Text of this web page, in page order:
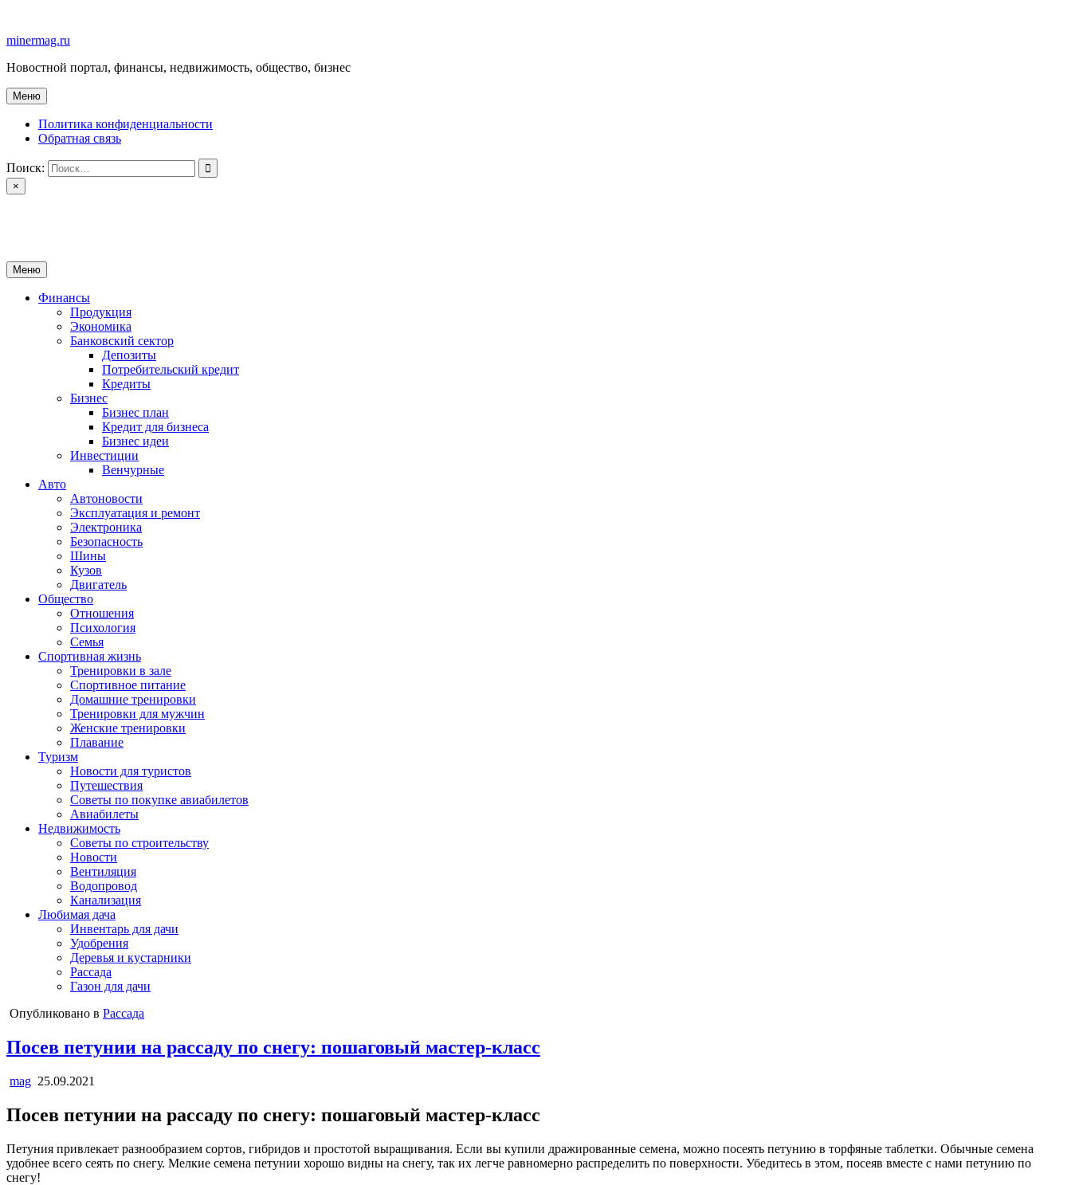
содержимому
minermag.ru
Новостной портал, финансы, недвижимость, общество, бизнес
Меню
Политика конфиденциальности
Обратная связь
Поиск:
×
Меню
Финансы
Продукция
Экономика
Банковский сектор
Депозиты
Потребительский кредит
Кредиты
Бизнес
Бизнес план
Кредит для бизнеса
Бизнес идеи
Инвестиции
Венчурные
Авто
Автоновости
Эксплуатация и ремонт
Электроника
Безопасность
Шины
Кузов
Двигатель
Общество
Отношения
Психология
Семья
Спортивная жизнь
Тренировки в зале
Спортивное питание
Домашние тренировки
Тренировки для мужчин
Женские тренировки
Плавание
Туризм
Новости для туристов
Путешествия
Советы по покупке авиабилетов
Авиабилеты
Недвижимость
Советы по строительству
Новости
Вентиляция
Водопровод
Канализация
Любимая дача
Инвентарь для дачи
Удобрения
Деревья и кустарники
Рассада
Газон для дачи
Опубликовано в Рассада
Посев петунии на рассаду по снегу: пошаговый мастер-класс
mag 25.09.2021
Посев петунии на рассаду по снегу: пошаговый мастер-класс
Петуния привлекает разнообразием сортов, гибридов и простотой выращивания. Если вы купили дражированные семена, можно посеять петунию в торфяные таблетки. Обычные семена
удобнее всего сеять по снегу. Мелкие семена петунии хорошо видны на снегу, так их легче равномерно распределить по поверхности. Убедитесь в этом, посеяв вместе с нами петунию по
снегу!